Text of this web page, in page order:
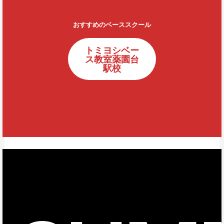
おすすめのベーススクール
トミヨシベー
ス教室薬園台
駅校